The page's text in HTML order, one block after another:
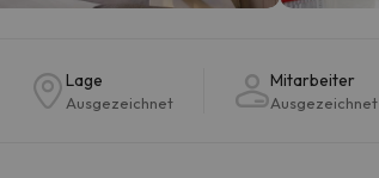
Lage
Ausgezeichnet
Mitarbeiter
Ausgezeichnet